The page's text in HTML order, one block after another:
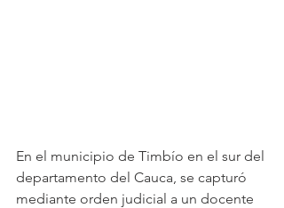
En el municipio de Timbío en el sur del
departamento del Cauca, se capturó
mediante orden judicial a un docente